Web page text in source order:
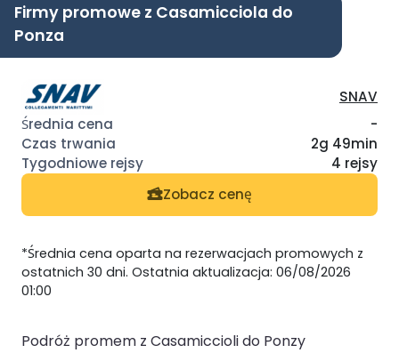
Firmy promowe z Casamicciola do
Ponza
SNAV
-
2g 49min
4 rejsy
Zobacz cenę
*Średnia cena oparta na rezerwacjach promowych z
ostatnich 30 dni. Ostatnia aktualizacja: 06/08/2026
01:00
Podróż promem z Casamiccioli do Ponzy